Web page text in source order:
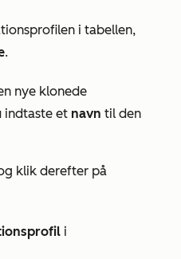
i tabellen,
.
nye klonede
indtaste et navn til den
klik derefter på
i